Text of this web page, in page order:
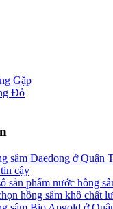
Gặp
Đỏ
sâm Daedong ở Quận
cậy
sản phẩm nước hồng
hồng sâm khô chất